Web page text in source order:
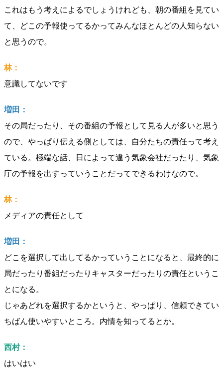
これはもう考えによるでしょうけれども、朝の番組を見てい
て、どこの予報使ってるかってみんなほとんどの人知らない
と思うので。
林：
意識してないです
増田：
その局だったり、その番組の予報として見る人が多いと思う
ので、やっぱり伝える側としては、自分たちの責任って考え
ている。極端な話、日によって違う気象会社だったり、気象
庁の予報を出すっていうことだってできるわけなので。
林：
メディアの責任として
増田：
どこを選択して出してるかっていうことになると、最終的に
局だったり番組だったりキャスターだったりの責任というこ
とになる。
じゃあどれを選択するかというと、やっぱり、信頼できてい
ちばん使いやすいところ。内情を知ってるとか。
西村：
はいはい